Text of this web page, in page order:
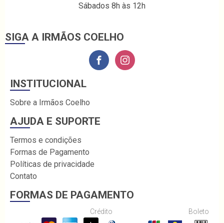
Sábados 8h às 12h
SIGA A IRMÃOS COELHO
INSTITUCIONAL
Sobre a Irmãos Coelho
AJUDA E SUPORTE
Termos e condições
Formas de Pagamento
Políticas de privacidade
Contato
FORMAS DE PAGAMENTO
Crédito Boleto